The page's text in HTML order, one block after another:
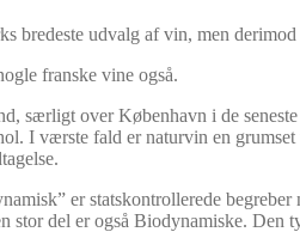
udvalg af vin, men
franske vine også.
over København i de
I værste fald er naturvin en
er statskontrollerede
del er også Biodynamiske. Den